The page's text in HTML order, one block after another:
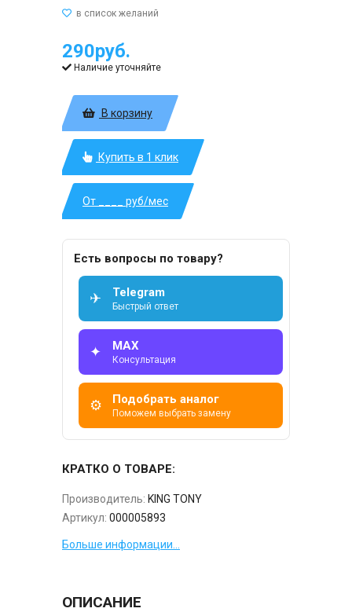
290руб.
Наличие уточняйте
В корзину
Купить в 1 клик
От ____ руб/мес
Есть вопросы по товару?
✈ Telegram
Быстрый ответ
✦ MAX
Консультация
⚙ Подобрать аналог
Поможем выбрать замену
КРАТКО О ТОВАРЕ:
Производитель: KING TONY
Артикул: 000005893
Больше информации...
ОПИСАНИЕ